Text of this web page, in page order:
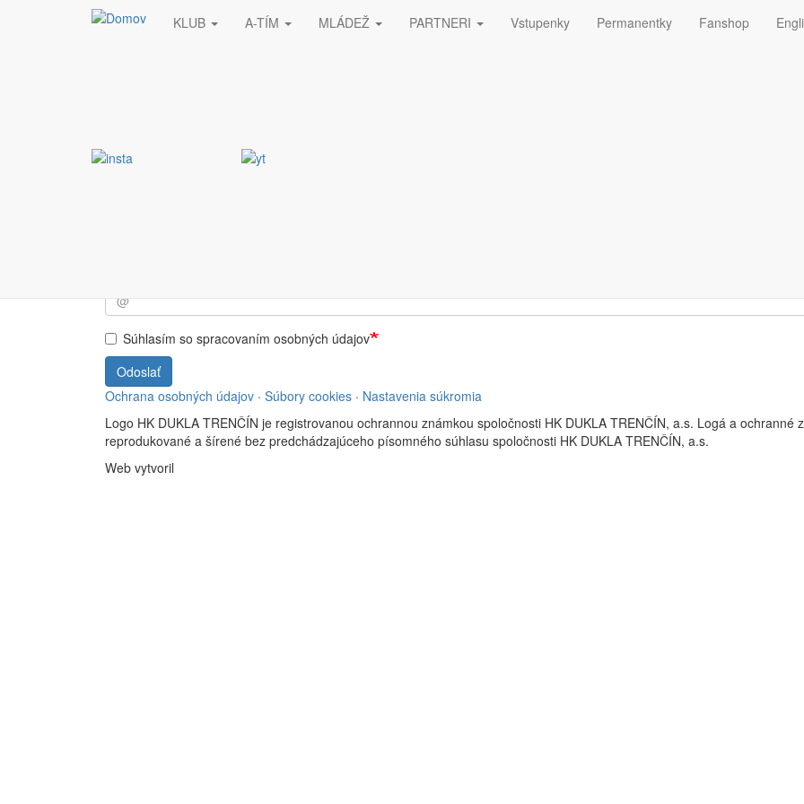
KLUB A-TÍM MLÁDEŽ PARTNERI Vstupenky Permanentky Fanshop
Vyžiadaná stránka nebola nájdená.
Súhlasím so spracovaním osobných údajov
Odoslať
Ochrana osobných údajov · Súbory cookies · Nastavenia súkromia
Logo HK DUKLA TRENČÍN je registrovanou ochrannou známkou spoločnosti HK DUKLA TRENČÍN, a.s. Logá a ochranné
reprodukované a šírené bez predchádzajúceho písomného súhlasu spoločnosti HK DUKLA TRENČÍN, a.s.
Web vytvoril